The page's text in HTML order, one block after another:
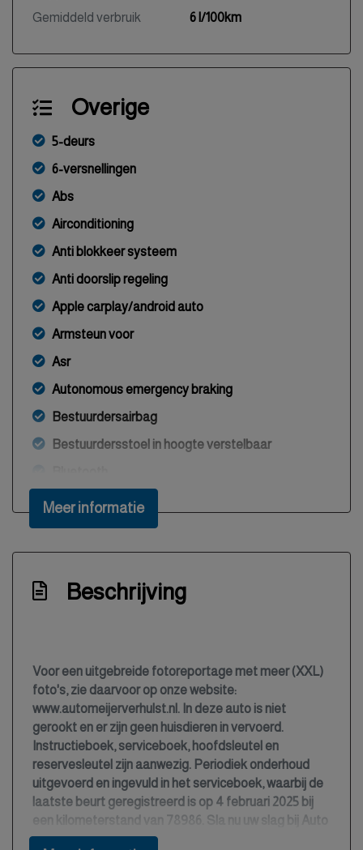
Gemiddeld verbruik
6 l/100km
Overige
5-deurs
6-versnellingen
Abs
Airconditioning
Anti blokkeer systeem
Anti doorslip regeling
Apple carplay/android auto
Armsteun voor
Asr
Autonomous emergency braking
Bestuurdersairbag
Bestuurdersstoel in hoogte verstelbaar
Boordcomputer
Bots herkenning en activatie
Brake assist system
Buitentemperatuurmeter
Centrale deurvergrendeling met
afstandsbediening
Connected services
Cruise control
Elektrisch bedienbare buitenspiegels
Elektrisch bedienbare ramen
Elektrisch inklapbare buitenspiegels
Meer informatie
Beschrijving
Voor een uitgebreide fotoreportage met meer (XXL)
foto's, zie daarvoor op onze website:
www.automeijerverhulst.nl. In deze auto is niet
gerookt en er zijn geen huisdieren in vervoerd.
Instructieboek, serviceboek, hoofdsleutel en
reservesleutel zijn aanwezig. Periodiek onderhoud
uitgevoerd en ingevuld in het serviceboek, waarbij de
laatste beurt geregistreerd is op 4 februari 2025 bij
een kilometerstand van 78986. Sla nu uw slag bij Auto
Meijer & Verhulst aan de Dukatewei 4 te Burgum!